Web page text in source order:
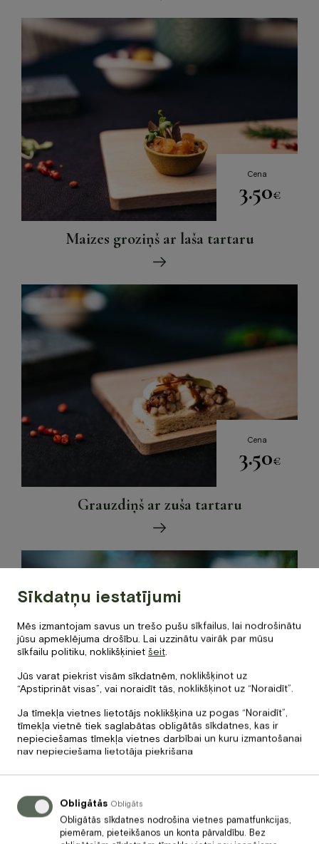
Cena
3.50€
Maizes groziņš ar laša tartaru
Cena
3.50€
Grauzdiņš ar zuša tartaru
3.50€
Grauzdiņš ar tīģergarneli
Sīkdatņu iestatījumi
Mēs izmantojam savus un trešo pušu sīkfailus, lai nodrošinātu
jūsu apmeklējuma drošību. Lai uzzinātu vairāk par mūsu
sīkfailu politiku, noklikšķiniet šeit
Jūs varat piekrist visām sīkdatnēm, noklikšķinot uz
“Apstiprināt visas”, vai noraidīt tās, noklikšķinot uz “Noraidīt”.
Ja tīmekļa vietnes lietotājs noklikšķina uz pogas “Noraidīt”,
tīmekļa vietnē tiek saglabātas obligātās sīkdatnes, kas ir
nepieciešamas tīmekļa vietnes darbībai un kuru izmantošanai
nav nepieciešama lietotāja piekrišana
Obligātās Obligāts
Obligātās sīkdatnes nodrošina vietnes pamatfunkcijas,
piemēram, pieteikšanos un konta pārvaldību. Bez